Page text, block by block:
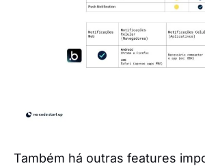
Também há outras features